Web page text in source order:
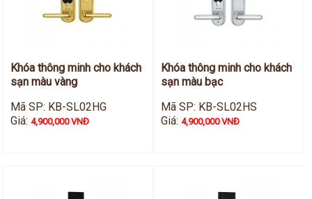
Khóa thông minh cho khách
sạn màu vàng
Mã SP: KB-SL02HG
Giá:4,900,000 VNĐ
Khóa thông minh cho khách
sạn màu bạc
Mã SP: KB-SL02HS
Giá: 4,900,000 VNĐ